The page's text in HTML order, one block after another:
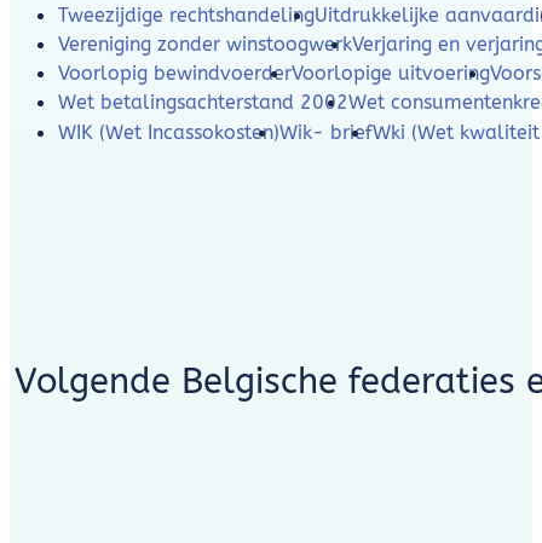
Tweezijdige rechtshandelingUitdrukkelijke
Vereniging zonder winstoogwerkVerjaring en
Voorlopig bewindvoerderVoorlopige uitvoering
Wet betalingsachterstand 2002Wet
WIK (Wet Incassokosten)Wik- briefWki (Wet kwaliteit
Volgende Belgische federaties